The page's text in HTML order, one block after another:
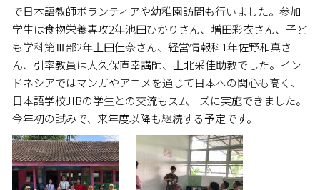
で日本語教師ボランティアや幼稚園訪問も行いました。参加
学生は食物栄養専攻2年池田ひかりさん、増田彩衣さん、子ど
も学科第Ⅲ部2年上田佳奈さん、経営情報科1年佐野和真さ
ん、引率教員は大久保直幸講師、上北采佳助教でした。イン
ドネシアではマンガやアニメを通じて日本への関心も高く、
日本語学校JIBの学生との交流もスムーズに実施できました。
今年初の試みで、来年度以降も継続する予定です。